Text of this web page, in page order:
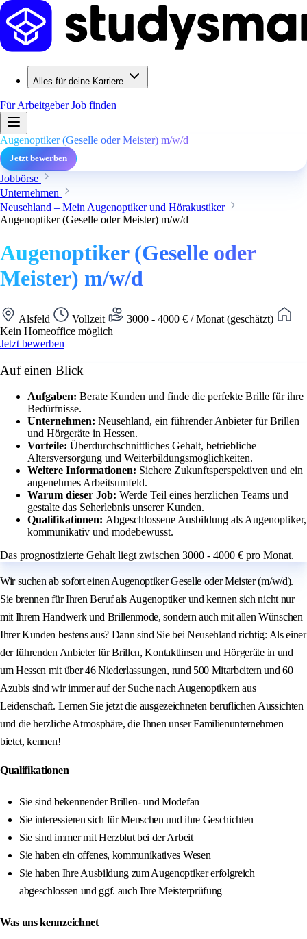
Alles für deine Karriere
Für ArbeitgeberJob finden
Augenoptiker (Geselle oder Meister) m/w/d
Jetzt bewerben
Jobbörse
Unternehmen
Neusehland – Mein Augenoptiker und Hörakustiker
Augenoptiker (Geselle oder Meister) m/w/d
Augenoptiker (Geselle oder
Meister) m/w/d
Alsfeld Vollzeit
3000 - 4000 € / Monat (geschätzt)
Kein Homeoffice möglich
Jetzt bewerben
Auf einen Blick
Aufgaben: Berate Kunden und finde die perfekte Brille für ihre
Bedürfnisse.
Unternehmen: Neusehland, ein führender Anbieter für Brillen
und Hörgeräte in Hessen.
Vorteile: Überdurchschnittliches Gehalt, betriebliche
Altersversorgung und Weiterbildungsmöglichkeiten.
Weitere Informationen: Sichere Zukunftsperspektiven und ein
angenehmes Arbeitsumfeld.
Warum dieser Job: Werde Teil eines herzlichen Teams und
gestalte das Seherlebnis unserer Kunden.
Qualifikationen: Abgeschlossene Ausbildung als Augenoptiker,
kommunikativ und modebewusst.
Das prognostizierte Gehalt liegt zwischen 3000 - 4000 € pro Monat.
Wir suchen ab sofort einen Augenoptiker Geselle oder Meister (m/w/d).
Sie brennen für Ihren Beruf als Augenoptiker und kennen sich nicht nur
mit Ihrem Handwerk und Brillenmode, sondern auch mit allen Wünschen
Ihrer Kunden bestens aus? Dann sind Sie bei Neusehland richtig: Als einer
der führenden Anbieter für Brillen, Kontaktlinsen und Hörgeräte in und
um Hessen mit über 46 Niederlassungen, rund 500 Mitarbeitern und 60
Azubis sind wir immer auf der Suche nach Augenoptikern aus
Leidenschaft. Lernen Sie jetzt die ausgezeichneten beruflichen Aussichten
und die herzliche Atmosphäre, die Ihnen unser Familienunternehmen
bietet, kennen!
Qualifikationen
Sie sind bekennender Brillen- und Modefan
Sie interessieren sich für Menschen und ihre Geschichten
Sie sind immer mit Herzblut bei der Arbeit
Sie haben ein offenes, kommunikatives Wesen
Sie haben Ihre Ausbildung zum Augenoptiker erfolgreich
abgeschlossen und ggf. auch Ihre Meisterprüfung
Was uns kennzeichnet